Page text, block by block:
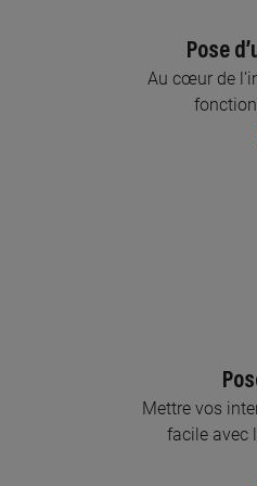
Pose
Au cœur de
Mettre vos
facile avec